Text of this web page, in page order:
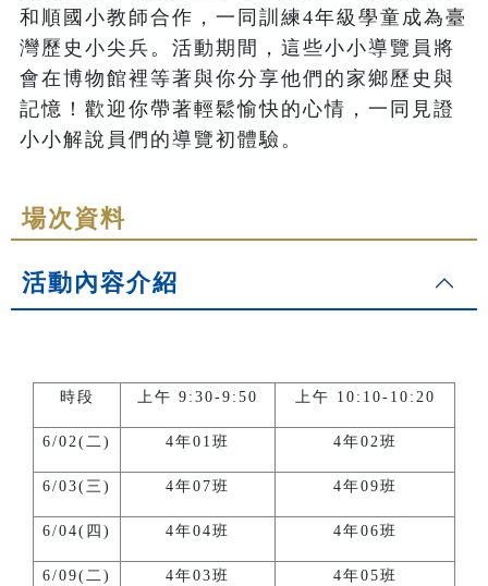
和順國小教師合作，一同訓練4年級學童成為臺
灣歷史小尖兵。活動期間，這些小小導覽員將
會在博物館裡等著與你分享他們的家鄉歷史與
記憶！歡迎你帶著輕鬆愉快的心情，一同見證
小小解說員們的導覽初體驗。
場次資料
活動內容介紹
時段 上午 9:30-9:50 上午 10:10-10:20
6/02(二) 4年01班 4年02班
6/03(三) 4年07班 4年09班
6/04(四) 4年04班 4年06班
6/09(二) 4年03班 4年05班